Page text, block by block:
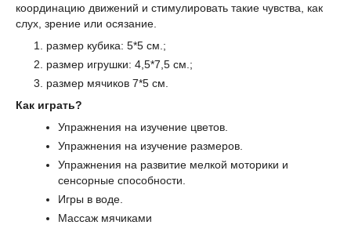
координацию движений и стимулировать такие чувства, как
слух, зрение или осязание.
размер кубика: 5*5 см.;
размер игрушки: 4,5*7,5 см.;
размер мячиков 7*5 см.
Как играть?
Упражнения на изучение цветов.
Упражнения на изучение размеров.
Упражнения на развитие мелкой моторики и
сенсорные способности.
Игры в воде.
Массаж мячиками